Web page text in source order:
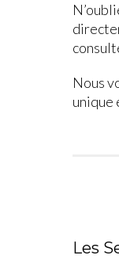
Nous
unique
Les